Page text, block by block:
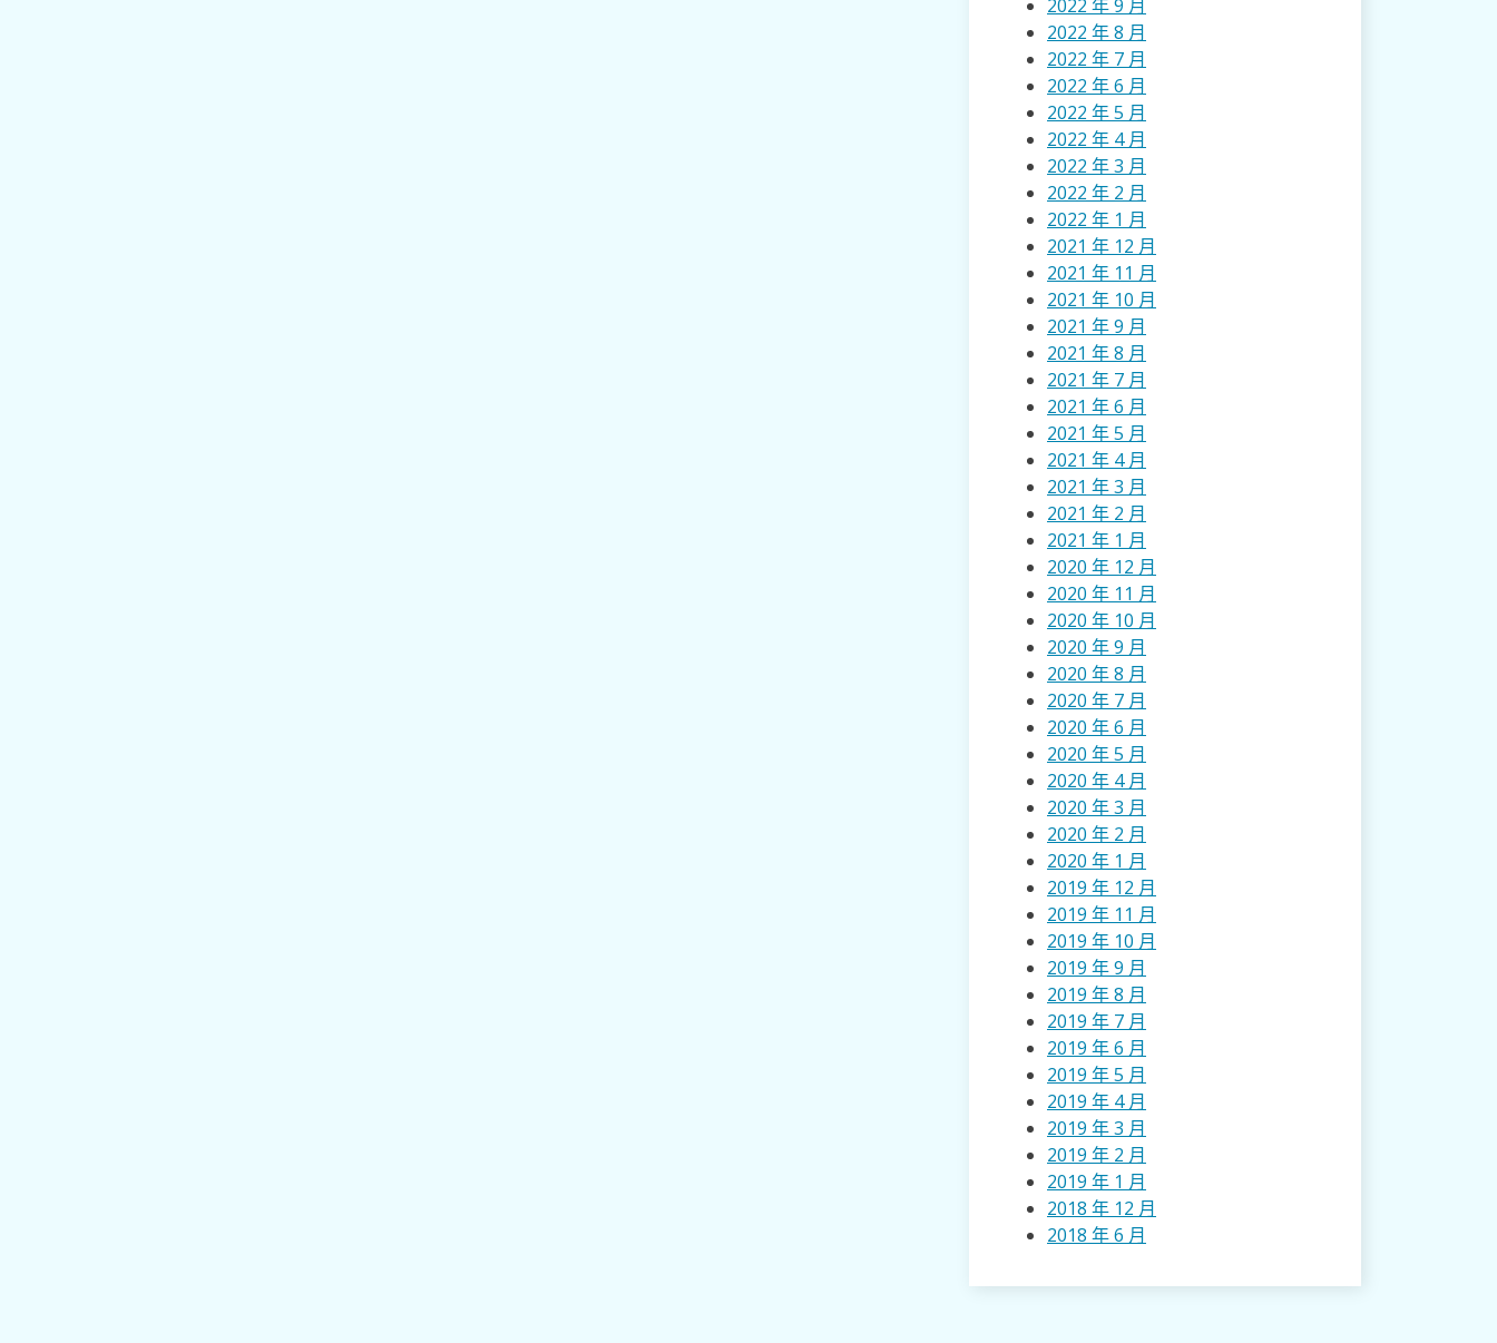
2022 年 9 月
2022 年 8 月
2022 年 7 月
2022 年 6 月
2022 年 5 月
2022 年 4 月
2022 年 3 月
2022 年 2 月
2022 年 1 月
2021 年 12 月
2021 年 11 月
2021 年 10 月
2021 年 9 月
2021 年 8 月
2021 年 7 月
2021 年 6 月
2021 年 5 月
2021 年 4 月
2021 年 3 月
2021 年 2 月
2021 年 1 月
2020 年 12 月
2020 年 11 月
2020 年 10 月
2020 年 9 月
2020 年 8 月
2020 年 7 月
2020 年 6 月
2020 年 5 月
2020 年 4 月
2020 年 3 月
2020 年 2 月
2020 年 1 月
2019 年 12 月
2019 年 11 月
2019 年 10 月
2019 年 9 月
2019 年 8 月
2019 年 7 月
2019 年 6 月
2019 年 5 月
2019 年 4 月
2019 年 3 月
2019 年 2 月
2019 年 1 月
2018 年 12 月
2018 年 6 月